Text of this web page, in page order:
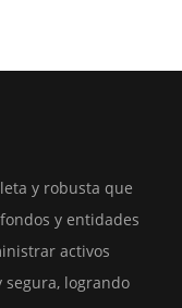
y robusta que
y entidades
activos
segura, logrando